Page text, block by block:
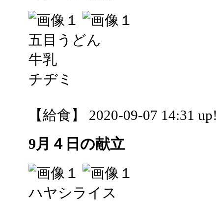
五目うどん
牛乳
チヂミ
【給食】 2020-09-07 14:31 up!
9月４日の献立
ハヤシライス